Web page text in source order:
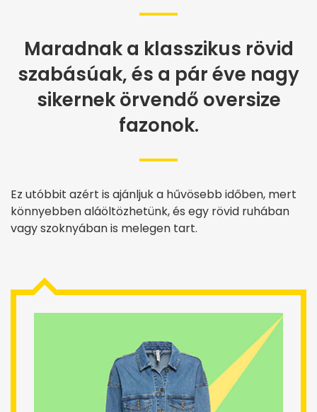
Maradnak a klasszikus rövid
szabásúak, és a pár éve nagy
sikernek örvendő oversize
fazonok.
Ez utóbbit azért is ajánljuk a hűvösebb időben, mert
könnyebben aláöltözhetünk, és egy rövid ruhában
vagy szoknyában is melegen tart.